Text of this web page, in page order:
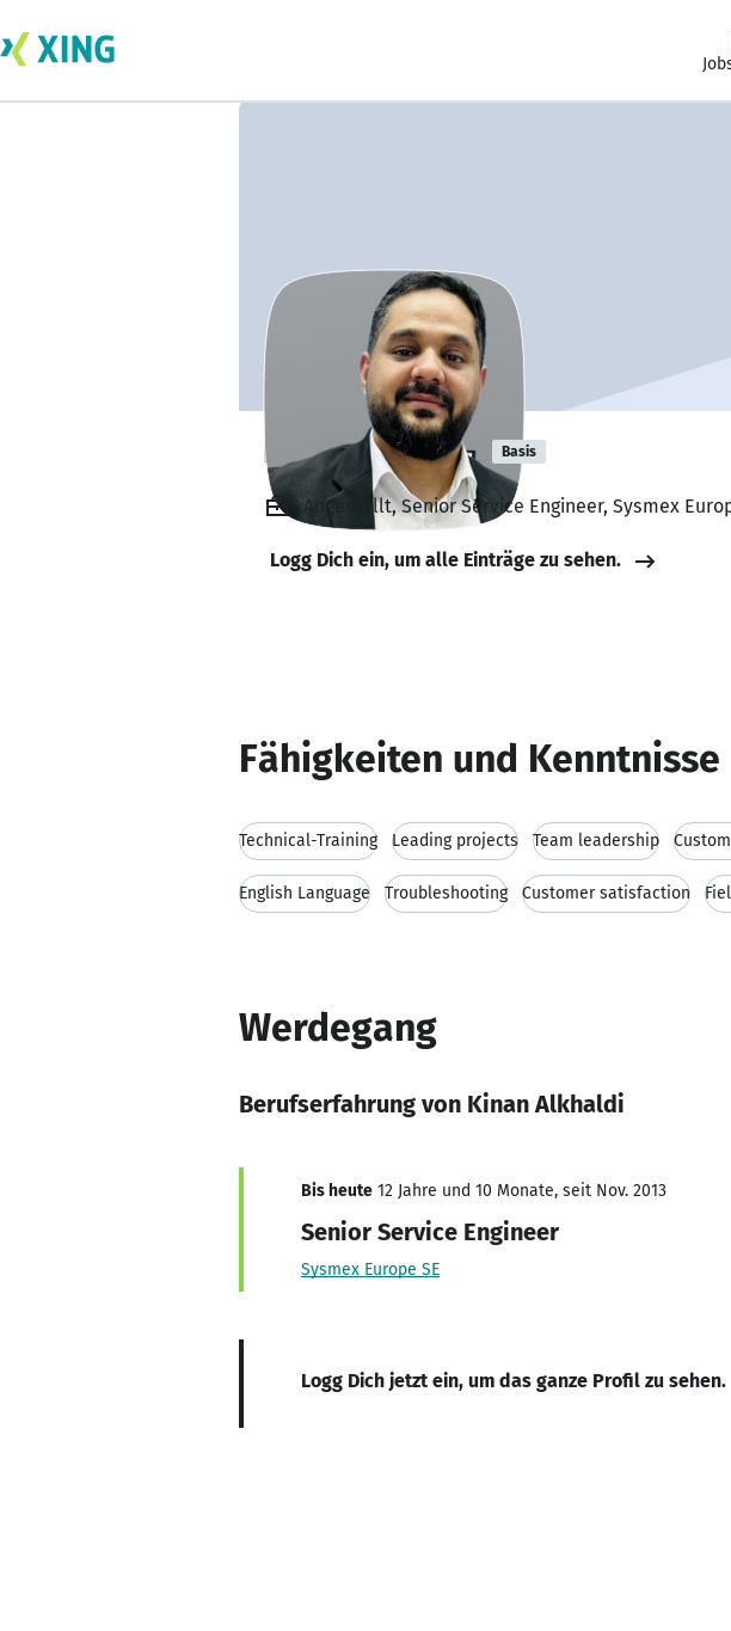
Kinan Alkhaldi Basis
Angestellt, Senior Service Engineer, Sysmex
Logg Dich ein, um alle Einträge zu sehen.
Fähigkeiten und Kenntnisse
Technical-Training Leading projects Team leadership
English Language Troubleshooting Customer satisfaction
Werdegang
Berufserfahrung von Kinan Alkhaldi
Bis heute 12 Jahre und 10 Monate, seit Nov. 2013
Senior Service Engineer
Sysmex Europe SE
Logg Dich jetzt ein, um das ganze Profil zu sehen.